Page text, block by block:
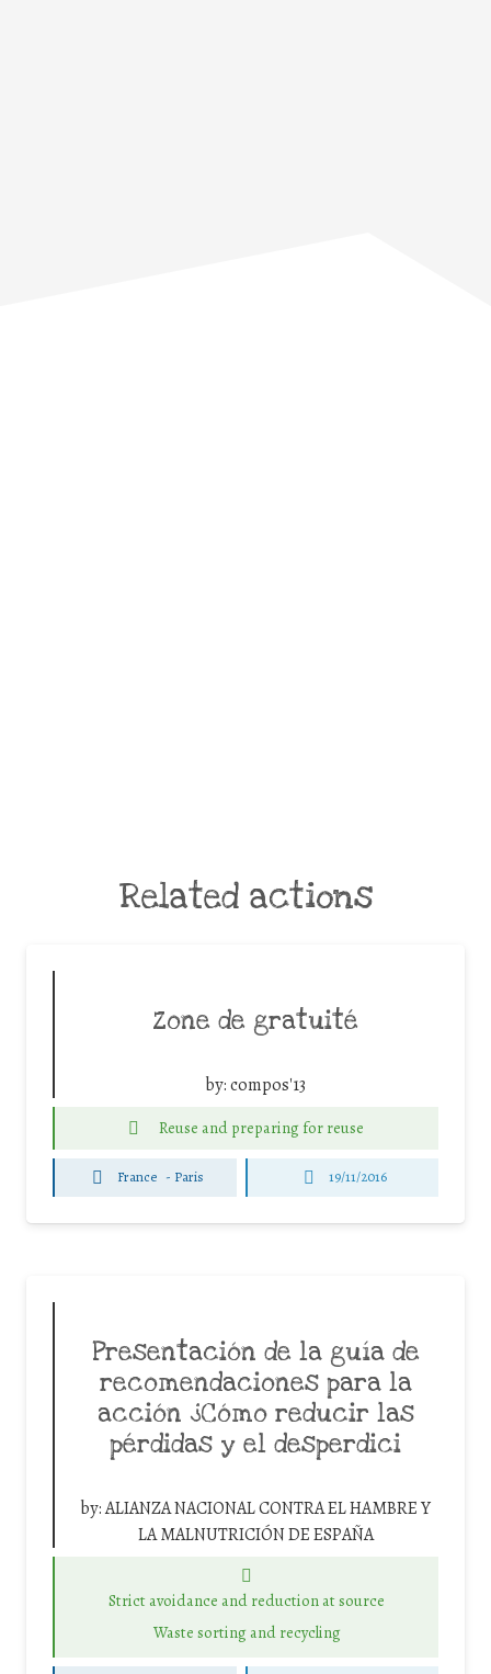
Related actions
Zone de gratuité
by:compos'13
Reuse and preparing for reuse
France - Paris 19/11/2016
Presentación de la guía de
recomendaciones para la
acción ¿Cómo reducir las
pérdidas y el desperdici
by:ALIANZA NACIONAL CONTRA EL HAMBRE Y
LA MALNUTRICIÓN DE ESPAÑA
Strict avoidance and reduction at source
Waste sorting and recycling